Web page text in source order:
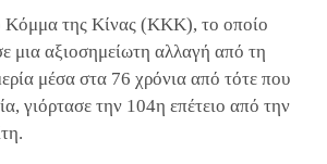
Κόμμα της Κίνας (ΚΚΚ), το οποίο
μια αξιοσημείωτη αλλαγή από τη
μέσα στα 76 χρόνια από τότε που
γιόρτασε την 104η επέτειο από την